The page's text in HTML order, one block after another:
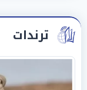
ترندات